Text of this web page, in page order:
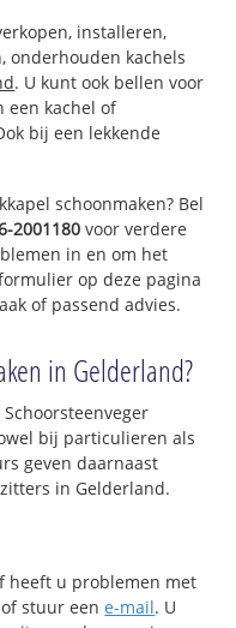
installeren,
onderhouden kachels
. U kunt ook bellen voor
een kachel of
bij een lekkende
schoonmaken? Bel
2001180 voor verdere
in en om het
op deze pagina
of passend advies.
in Gelderland?
bij particulieren als
geven daarnaast
in Gelderland.
heeft u problemen met
of stuur eene-mail. U